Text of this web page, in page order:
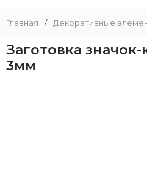
Главная / Декоративные
Заготовка
3мм